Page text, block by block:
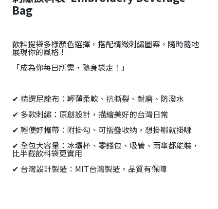
Bag
飲料提袋多樣顏色選擇，搭配精緻刺繡圖案，隨時隨地
展現你的風格！
「成為你每日所需，隨身袋走！」
✔ 精選尼龍布：輕薄柔軟、抗撕裂、耐磨、防潑水
✔ 多款刺繡：原創設計，描繪美好的台灣日常
✔ 輕便好攜帶：附掛勾、可摺疊收納，想掛哪就掛哪
✔ 全包大容量：冰壩杯、零錢包、吸管、雨傘都能裝，
比半截飲料袋更實用
✔ 台灣設計製造：MIT台灣製造，品質有保障